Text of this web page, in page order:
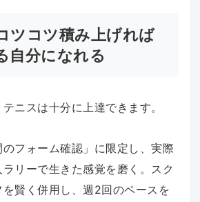
ツコツ積み上げれば
自分になれる
ニスは十分に上達できます。
フォーム確認」に限定し、実際
リーで生きた感覚を磨く。スク
賢く併用し、週2回のペースを